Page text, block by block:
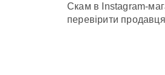
Скам в Instagram-
перевірити